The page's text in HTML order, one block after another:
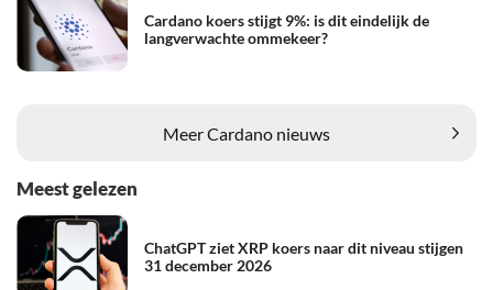
Cardano koers stijgt 9%: is dit eindelijk de
langverwachte ommekeer?
Meer Cardano nieuws
Meest gelezen
ChatGPT ziet XRP koers naar dit niveau stijgen
31 december 2026